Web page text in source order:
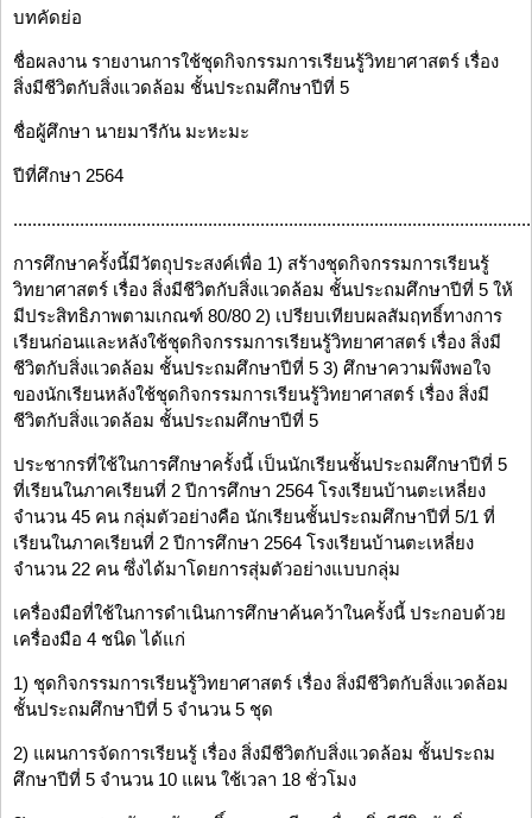
บทคัดย่อ
ชื่อผลงาน รายงานการใช้ชุดกิจกรรมการเรียนรู้วิทยาศาสตร์ เรื่อง
สิ่งมีชีวิตกับสิ่งแวดล้อม ชั้นประถมศึกษาปีที่ 5
ชื่อผู้ศึกษา นายมารีกัน มะหะมะ
ปีที่ศึกษา 2564
การศึกษาครั้งนี้มีวัตถุประสงค์เพื่อ 1) สร้างชุดกิจกรรมการเรียนรู้
วิทยาศาสตร์ เรื่อง สิ่งมีชีวิตกับสิ่งแวดล้อม ชั้นประถมศึกษาปีที่ 5 ให้
มีประสิทธิภาพตามเกณฑ์ 80/80 2) เปรียบเทียบผลสัมฤทธิ์ทางการ
เรียนก่อนและหลังใช้ชุดกิจกรรมการเรียนรู้วิทยาศาสตร์ เรื่อง สิ่งมี
ชีวิตกับสิ่งแวดล้อม ชั้นประถมศึกษาปีที่ 5 3) ศึกษาความพึงพอใจ
ของนักเรียนหลังใช้ชุดกิจกรรมการเรียนรู้วิทยาศาสตร์ เรื่อง สิ่งมี
ชีวิตกับสิ่งแวดล้อม ชั้นประถมศึกษาปีที่ 5
ประชากรที่ใช้ในการศึกษาครั้งนี้ เป็นนักเรียนชั้นประถมศึกษาปีที่ 5
ที่เรียนในภาคเรียนที่ 2 ปีการศึกษา 2564 โรงเรียนบ้านตะเหลี่ยง
จำนวน 45 คน กลุ่มตัวอย่างคือ นักเรียนชั้นประถมศึกษาปีที่ 5/1 ที่
เรียนในภาคเรียนที่ 2 ปีการศึกษา 2564 โรงเรียนบ้านตะเหลี่ยง
จำนวน 22 คน ซึ่งได้มาโดยการสุ่มตัวอย่างแบบกลุ่ม
เครื่องมือที่ใช้ในการดำเนินการศึกษาค้นคว้าในครั้งนี้ ประกอบด้วย
เครื่องมือ 4 ชนิด ได้แก่
1) ชุดกิจกรรมการเรียนรู้วิทยาศาสตร์ เรื่อง สิ่งมีชีวิตกับสิ่งแวดล้อม
ชั้นประถมศึกษาปีที่ 5 จำนวน 5 ชุด
2) แผนการจัดการเรียนรู้ เรื่อง สิ่งมีชีวิตกับสิ่งแวดล้อม ชั้นประถม
ศึกษาปีที่ 5 จำนวน 10 แผน ใช้เวลา 18 ชั่วโมง